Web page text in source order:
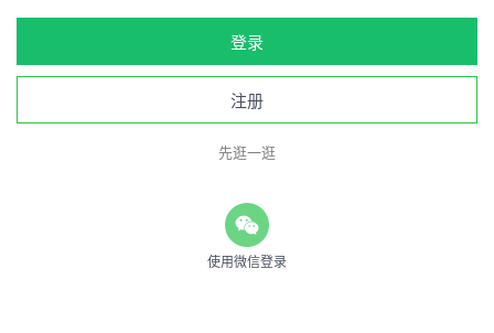
登录
注册
先逛一逛
使用微信登录